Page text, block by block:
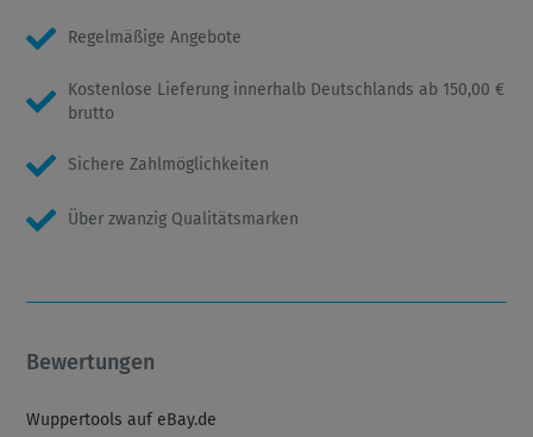
Regelmäßige Angebote
Kostenlose Lieferung innerhalb Deutschlands ab 150,00 €
brutto
Sichere Zahlmöglichkeiten
Über zwanzig Qualitätsmarken
Bewertungen
Wuppertools auf eBay.de